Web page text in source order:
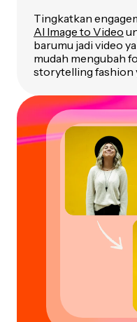
Tingkatkan
AI Image to Video
barumu jadi video
mudah mengubah
storytelling fashion